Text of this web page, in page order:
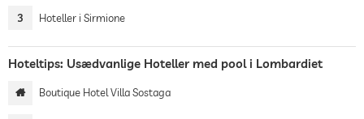
3 Hoteller i Sirmione
Hoteltips: Usædvanlige Hoteller med pool i Lombardiet
Boutique Hotel Villa Sostaga